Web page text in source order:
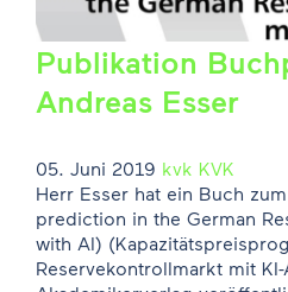
Publikation
Andreas Esser
05. Juni 2019 kvk KVK
Herr Esser hat ein Buch
prediction in the German
with AI)
Reservekontrollmarkt mit